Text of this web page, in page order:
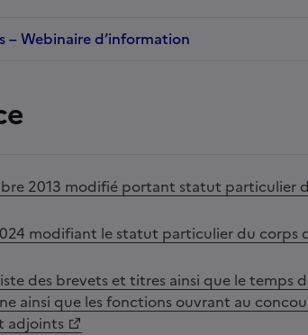
– Webinaire d’information
2013 modifié portant statut particulier
modifiant le statut particulier du corps
des brevets et titres ainsi que le temps
ainsi que les fonctions ouvrant au
adjoints